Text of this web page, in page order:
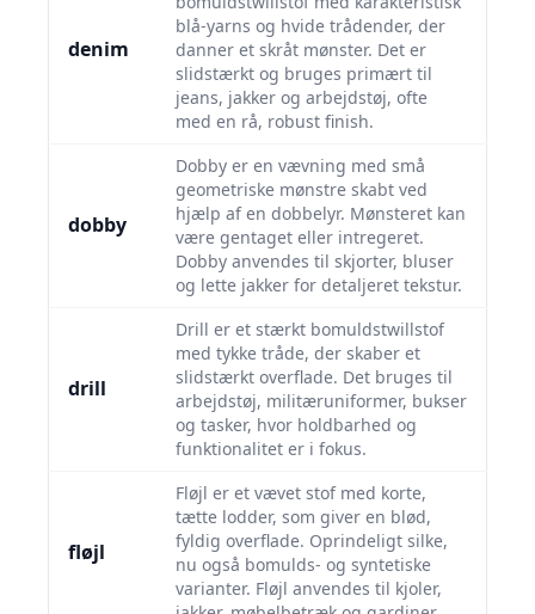
denim
blå-yarns og hvide trådender, der
danner et skråt mønster. Det er
slidstærkt og bruges primært til
jeans, jakker og arbejdstøj, ofte
med en rå, robust finish.
dobby
Dobby er en vævning med små
geometriske mønstre skabt ved
hjælp af en dobbelyr. Mønsteret kan
være gentaget eller intregeret.
Dobby anvendes til skjorter, bluser
og lette jakker for detaljeret tekstur.
drill
Drill er et stærkt bomuldstwillstof
med tykke tråde, der skaber et
slidstærkt overflade. Det bruges til
arbejdstøj, militæruniformer, bukser
og tasker, hvor holdbarhed og
funktionalitet er i fokus.
fløjl
Fløjl er et vævet stof med korte,
tætte lodder, som giver en blød,
fyldig overflade. Oprindeligt silke,
nu også bomulds- og syntetiske
varianter. Fløjl anvendes til kjoler,